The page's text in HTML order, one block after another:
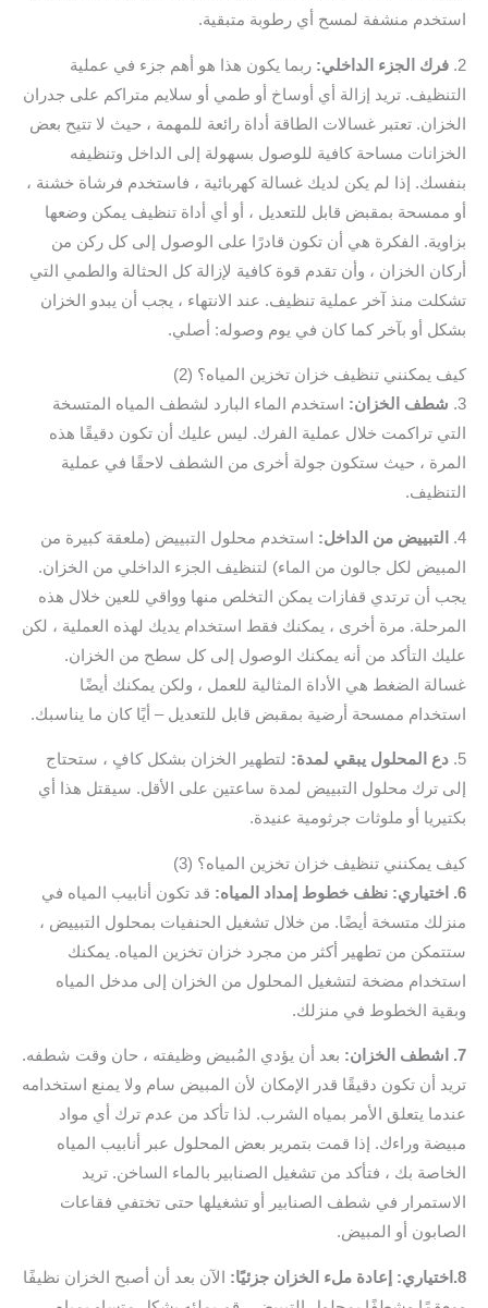
استخدم منشفة لمسح أي رطوبة متبقية.
2. فرك الجزء الداخلي: ربما يكون هذا هو أهم جزء في عملية
التنظيف. تريد إزالة أي أوساخ أو طمي أو سلايم متراكم على جدران
الخزان. تعتبر غسالات الطاقة أداة رائعة للمهمة ، حيث لا تتيح بعض
الخزانات مساحة كافية للوصول بسهولة إلى الداخل وتنظيفه
بنفسك. إذا لم يكن لديك غسالة كهربائية ، فاستخدم فرشاة خشنة ،
أو ممسحة بمقبض قابل للتعديل ، أو أي أداة تنظيف يمكن وضعها
بزاوية. الفكرة هي أن تكون قادرًا على الوصول إلى كل ركن من
أركان الخزان ، وأن تقدم قوة كافية لإزالة كل الحثالة والطمي التي
تشكلت منذ آخر عملية تنظيف. عند الانتهاء ، يجب أن يبدو الخزان
بشكل أو بآخر كما كان في يوم وصوله: أصلي.
كيف يمكنني تنظيف خزان تخزين المياه؟ (2)
3. شطف الخزان: استخدم الماء البارد لشطف المياه المتسخة
التي تراكمت خلال عملية الفرك. ليس عليك أن تكون دقيقًا هذه
المرة ، حيث ستكون جولة أخرى من الشطف لاحقًا في عملية
التنظيف.
4. التبييض من الداخل: استخدم محلول التبييض (ملعقة كبيرة من
المبيض لكل جالون من الماء) لتنظيف الجزء الداخلي من الخزان.
يجب أن ترتدي قفازات يمكن التخلص منها وواقي للعين خلال هذه
المرحلة. مرة أخرى ، يمكنك فقط استخدام يديك لهذه العملية ، لكن
عليك التأكد من أنه يمكنك الوصول إلى كل سطح من الخزان.
غسالة الضغط هي الأداة المثالية للعمل ، ولكن يمكنك أيضًا
استخدام ممسحة أرضية بمقبض قابل للتعديل – أيًا كان ما يناسبك.
5. دع المحلول يبقي لمدة: لتطهير الخزان بشكل كافٍ ، ستحتاج
إلى ترك محلول التبييض لمدة ساعتين على الأقل. سيقتل هذا أي
بكتيريا أو ملوثات جرثومية عنيدة.
كيف يمكنني تنظيف خزان تخزين المياه؟ (3)
6. اختياري: نظف خطوط إمداد المياه:
قد تكون أنابيب المياه في
منزلك متسخة أيضًا. من خلال تشغيل الحنفيات بمحلول التبييض ،
ستتمكن من تطهير أكثر من مجرد خزان تخزين المياه. يمكنك
استخدام مضخة لتشغيل المحلول من الخزان إلى مدخل المياه
وبقية الخطوط في منزلك.
7. اشطف الخزان:
بعد أن يؤدي المُبيض وظيفته ، حان وقت شطفه.
تريد أن تكون دقيقًا قدر الإمكان لأن المبيض سام ولا يمنع استخدامه
عندما يتعلق الأمر بمياه الشرب. لذا تأكد من عدم ترك أي مواد
مبيضة وراءك. إذا قمت بتمرير بعض المحلول عبر أنابيب المياه
الخاصة بك ، فتأكد من تشغيل الصنابير بالماء الساخن. تريد
الاستمرار في شطف الصنابير أو تشغيلها حتى تختفي فقاعات
الصابون أو المبيض.
8.اختياري: إعادة ملء الخزان جزئيًا:
الآن بعد أن أصبح الخزان نظيفًا